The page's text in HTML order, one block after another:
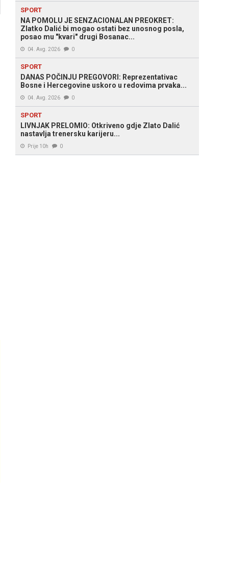
SPORT
NA POMOLU JE SENZACIONALAN PREOKRET:
Zlatko Dalić bi mogao ostati bez unosnog posla,
posao mu "kvari" drugi Bosanac...
04. Avg. 2026 0
SPORT
DANAS POČINJU PREGOVORI: Reprezentativac
Bosne i Hercegovine uskoro u redovima prvaka...
04. Avg. 2026 0
SPORT
LIVNJAK PRELOMIO: Otkriveno gdje Zlato Dalić
nastavlja trenersku karijeru...
Prije 10h 0